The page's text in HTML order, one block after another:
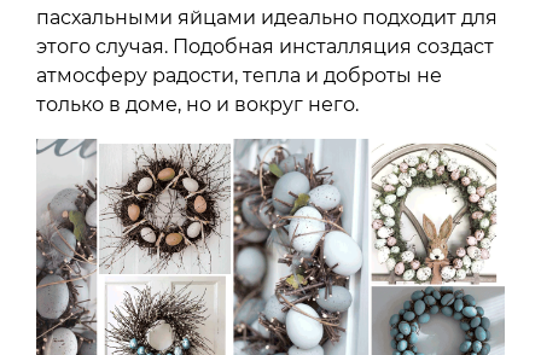
пасхальными яйцами идеально подходит для
этого случая. Подобная инсталляция создаст
атмосферу радости, тепла и доброты не
только в доме, но и вокруг него.